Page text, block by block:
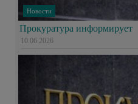
Новости
Прокуратура информирует
10.06.2026